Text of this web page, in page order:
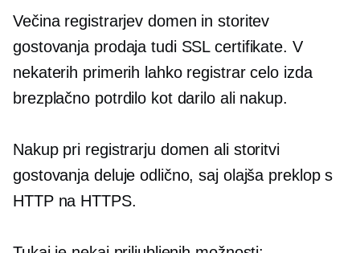
Večina registrarjev domen in storitev
gostovanja prodaja tudi SSL certifikate. V
nekaterih primerih lahko registrar celo izda
brezplačno potrdilo kot darilo ali nakup.
Nakup pri registrarju domen ali storitvi
gostovanja deluje odlično, saj olajša preklop s
HTTP na HTTPS.